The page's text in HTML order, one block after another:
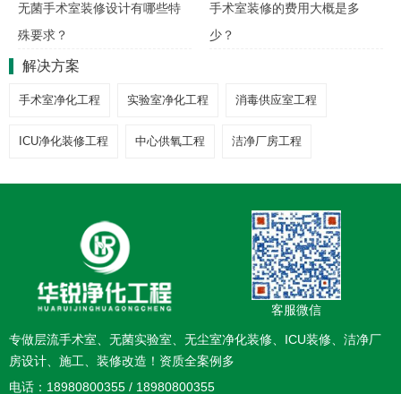
无菌手术室装修设计有哪些特
殊要求？
手术室装修的费用大概是多
少？
解决方案
手术室净化工程 实验室净化工程 消毒供应室工程
ICU净化装修工程 中心供氧工程 洁净厂房工程
客服微信
专做层流手术室、无菌实验室、无尘室净化装修、ICU装修、洁净厂
房设计、施工、装修改造！资质全案例多
电话：18980800355 / 18980800355